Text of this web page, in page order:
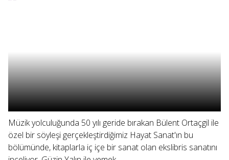
Müzik yolculuğunda 50 yılı geride bırakan Bülent Ortaçgil ile
özel bir söyleşi gerçekleştirdiğimiz Hayat Sanat'ın bu
bölümünde, kitaplarla iç içe bir sanat olan ekslibris sanatını